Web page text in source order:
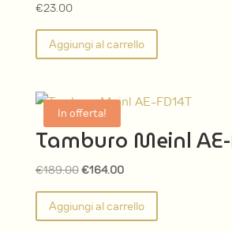
€23.00
Aggiungi al carrello
In offerta!
Tamburo Meinl AE-
€189.00Il
prezzo
originale
era:
€164.00Il
prezzo
attuale
è:
Aggiungi al carrello